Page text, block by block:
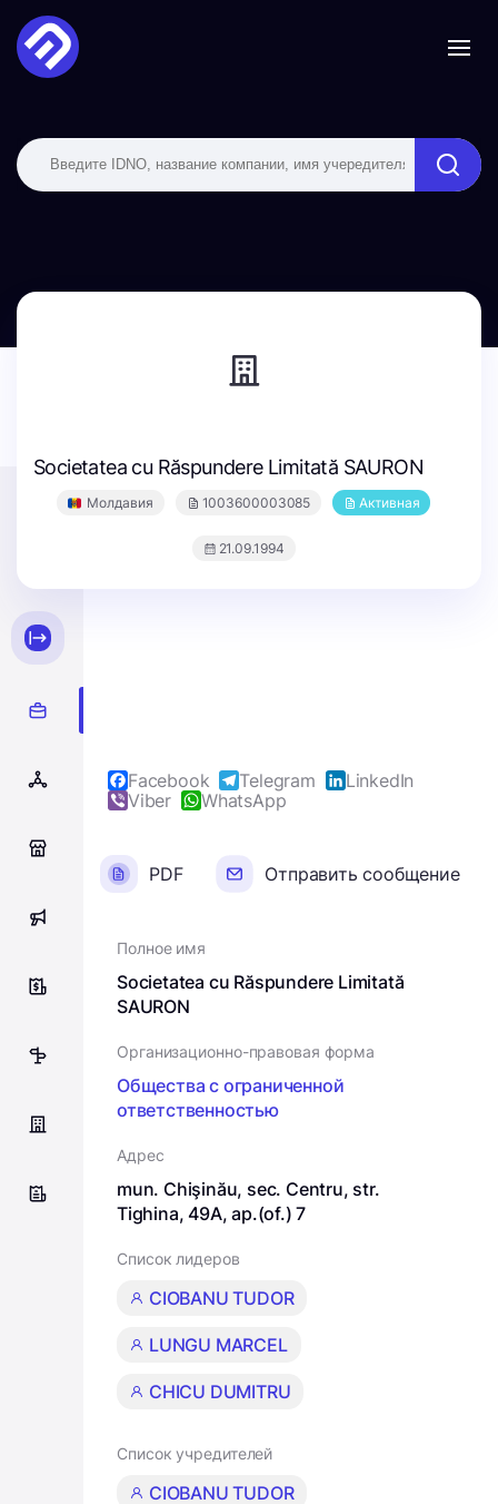
Societatea cu Răspundere Limitată SAURON
Молдавия 1003600003085 Активная
21.09.1994
9
5
Facebook Telegram
LinkedIn
Viber
WhatsApp
PDF Отправить сообщение
Полное имя
Societatea cu Răspundere Limitată
SAURON
Организационно-правовая форма
Общества с ограниченной
ответственностью
Адрес
mun. Chişinău, sec. Centru, str.
Tighina, 49A, ap.(of.) 7
Список лидеров
CIOBANU TUDOR
LUNGU MARCEL
CHICU DUMITRU
Список учредителей
CIOBANU TUDOR